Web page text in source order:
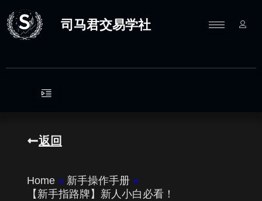
至
内
司马君交易学社
返回
Home » 新手操作手册 »
【新手指路牌】新人小白必看！